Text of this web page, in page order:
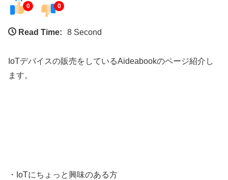
0 0
Read Time: 8 Second
IoTデバイスの販売をしているAideabookのページ紹介し
ます。
・IoTにちょっと興味のある方